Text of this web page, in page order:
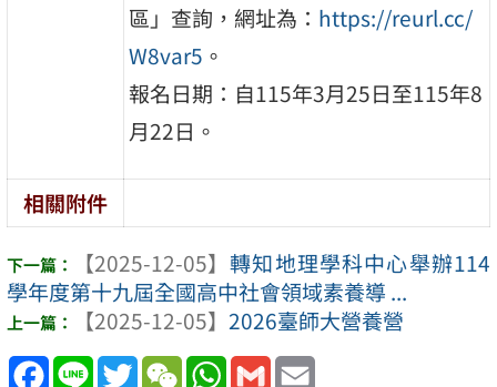
區」查詢，網址為： https://reurl.cc/
W8var5 。
報名日期：自115年3月25日至115年8
月22日。
相關附件
【2025-12-05】 轉知地理學科中心舉辦114
學年度第十九屆全國高中社會領域素養導 ...
【2025-12-05】 2026臺師大營養營
Facebook
Line TwitterWeChatWhatsApp
Gmail